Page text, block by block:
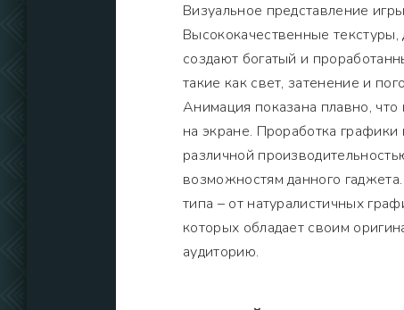
Визуальное представление
Высококачественные
создают богатый и
такие как свет, затенение и
Анимация показана плавно,
на экране. Проработка
различной
возможностям данного
типа – от натуралистичных
которых обладает своим
аудиторию.